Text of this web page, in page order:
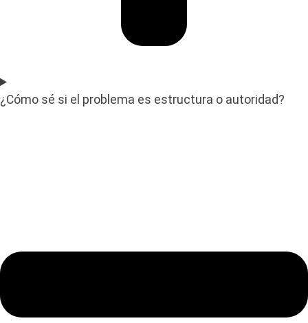
¿Cómo sé si el problema es estructura o autoridad?